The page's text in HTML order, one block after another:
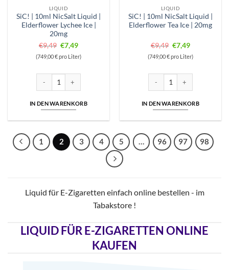
LIQUID
SiC! | 10ml NicSalt Liquid |
Elderflower Lychee Ice |
20mg
€9,49 Ursprünglicher
Preis
€7,49Aktueller
Preis
(749,00 € pro Liter)
SiC! | 10ml NicSalt Liquid | Elderflower Lychee Ice | 20mg Menge
IN DEN WARENKORB
LIQUID
SiC! | 10ml NicSalt Liquid |
Elderflower Tea Ice | 20mg
€9,49 Ursprünglicher
Preis
€7,49Aktueller
Preis
(749,00 € pro Liter)
SiC! | 10ml NicSalt Liquid |
IN DEN WARENKORB
1 2 3 4 5 … 96 97 98
Liquid für E-Zigaretten einfach online bestellen - im
Tabakstore !
LIQUID FÜR E-ZIGARETTEN ONLINE
KAUFEN